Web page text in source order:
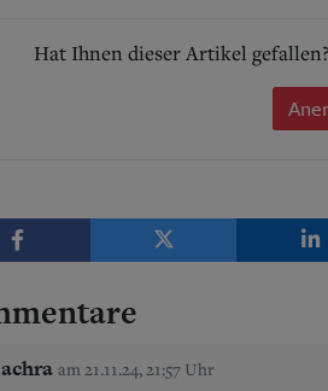
Hat Ihnen dieser Artikel
am 21.11.24, 21:57 Uhr